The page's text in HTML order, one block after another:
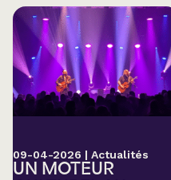
09-04-2026 | Actualités
UN MOTEUR